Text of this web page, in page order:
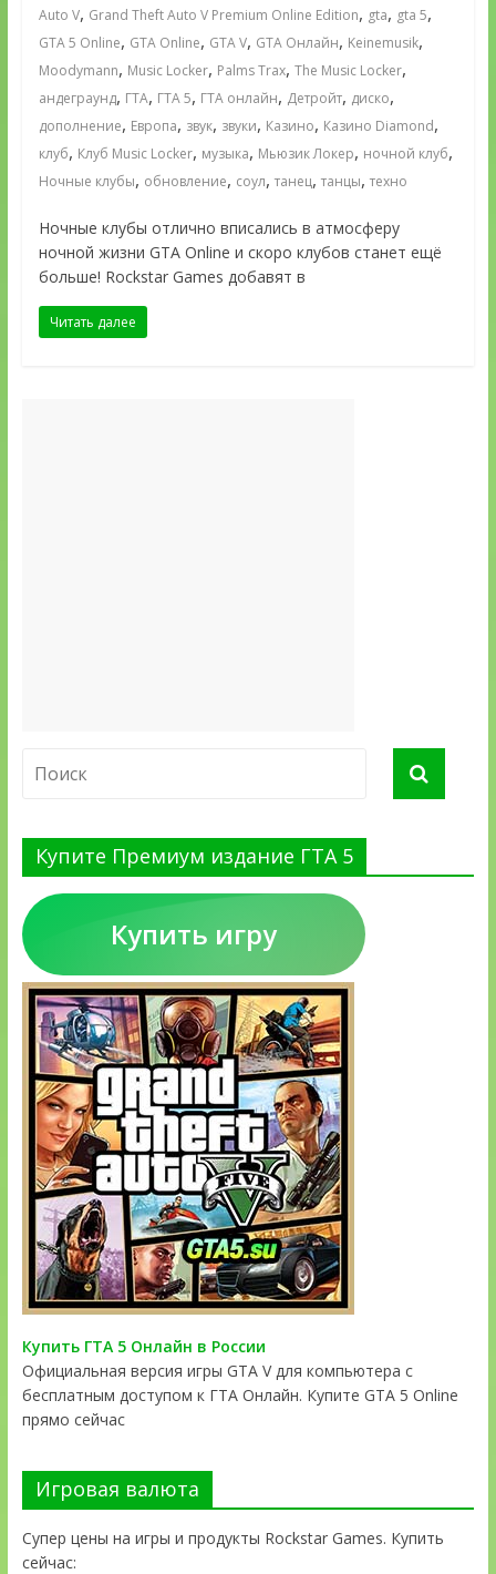
Auto V, Grand Theft Auto V Premium Online Edition, gta, gta 5,
GTA 5 Online, GTA Online, GTA V, GTA Онлайн, Keinemusik,
Moodymann, Music Locker, Palms Trax, The Music Locker,
андеграунд, ГТА, ГТА 5, ГТА онлайн, Детройт, диско,
дополнение, Европа, звук, звуки, Казино, Казино Diamond,
клуб, Клуб Music Locker, музыка, Мьюзик Локер, ночной клуб,
Ночные клубы, обновление, соул, танец, танцы, техно
Ночные клубы отлично вписались в атмосферу
ночной жизни GTA Online и скоро клубов станет ещё
больше! Rockstar Games добавят в
Читать далее
Купите Премиум издание ГТА 5
Купить игру
Купить ГТА 5 Онлайн в России
Официальная версия игры GTA V для компьютера с
бесплатным доступом к ГТА Онлайн. Купите GTA 5 Online
прямо сейчас
Игровая валюта
Супер цены на игры и продукты Rockstar Games. Купить
сейчас: